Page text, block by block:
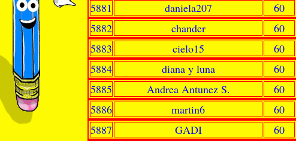
5881 daniela207
60
5882
chander
60
5883
cielo15
60
5884
diana y luna
60
5885
Andrea Antunez S.
60
5886
martin6
60
5887
GADI
60